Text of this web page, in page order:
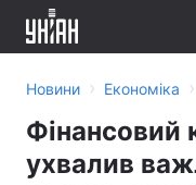
Новини › Економіка ›
Фінансовий
ухвалив